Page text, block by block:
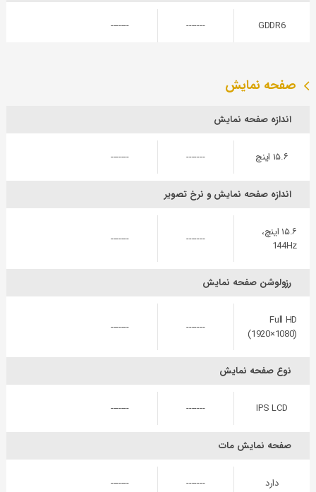
GDDR6
-------
-------
صفحه نمایش
اندازه صفحه نمایش
۱۵.۶ اینچ -------
-------
اندازه صفحه نمایش و نرخ تصویر
۱۵.۶ اینچ،
144Hz
-------
-------
رزولوشن صفحه نمایش
Full HD
(1920×1080)
-------
-------
نوع صفحه نمایش
IPS LCD
-------
-------
صفحه نمایش مات
دارد -------
-------